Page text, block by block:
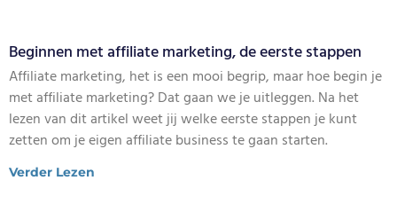
Beginnen met affiliate marketing, de eerste stappen
Affiliate marketing, het is een mooi begrip, maar hoe begin je
met affiliate marketing? Dat gaan we je uitleggen. Na het
lezen van dit artikel weet jij welke eerste stappen je kunt
zetten om je eigen affiliate business te gaan starten.
Verder Lezen